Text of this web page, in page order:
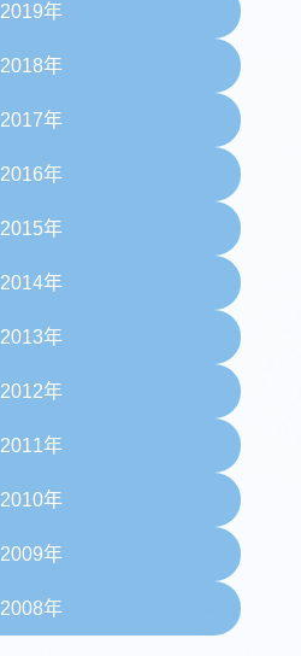
2019年
2018年
2017年
2016年
2015年
2014年
2013年
2012年
2011年
2010年
2009年
2008年